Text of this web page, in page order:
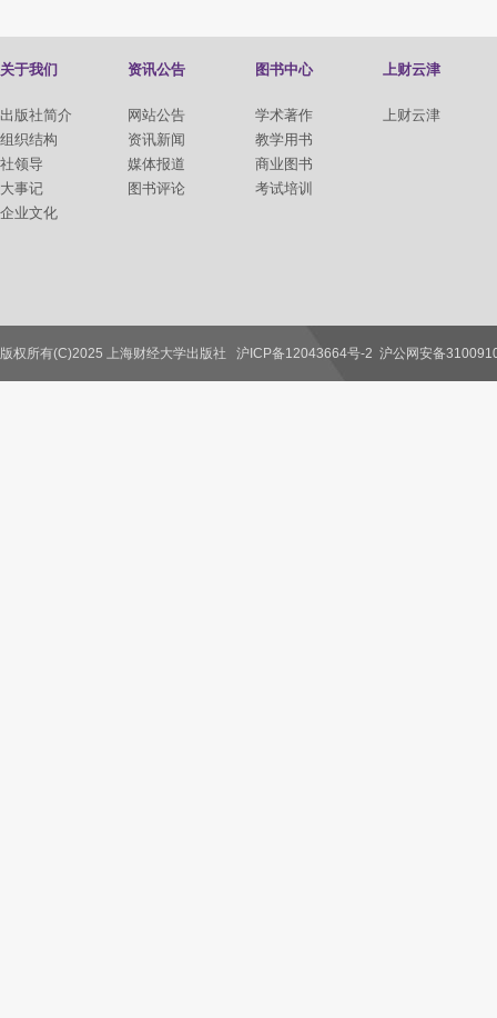
关于我们
出版社简介
组织结构
社领导
大事记
企业文化
资讯公告
网站公告
资讯新闻
媒体报道
图书评论
图书中心
学术著作
教学用书
商业图书
考试培训
上财云津
上财云津
联系我们
版权所有(C)2025 上海财经大学出版社 沪ICP备12043664号-2 沪公网安备